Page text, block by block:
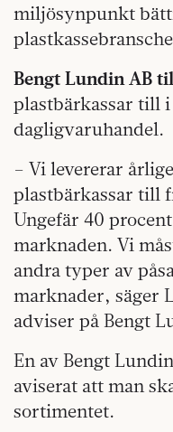
miljösynpunkt
Bengt Lundin AB
plastbärkassar till
dagligvaruhandel.
– Vi levererar
plastbärkassar till
Ungefär 40
marknaden. Vi
andra typer av
marknader, säger
adviser på Bengt
En av Bengt
aviserat att man
sortimentet.